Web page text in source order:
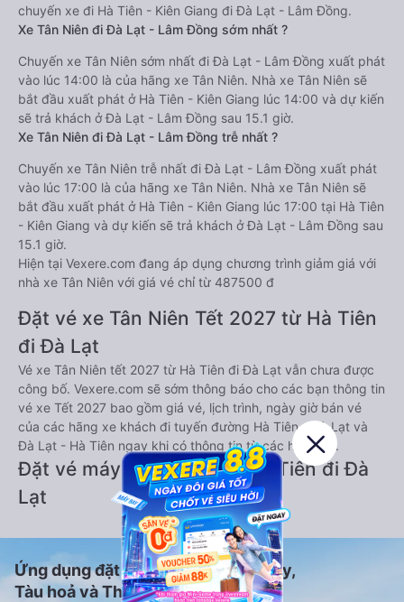
chuyến xe đi Hà Tiên - Kiên Giang đi Đà Lạt - Lâm Đồng.
Xe Tân Niên đi Đà Lạt - Lâm Đồng sớm nhất ?
Chuyến xe Tân Niên sớm nhất đi Đà Lạt - Lâm Đồng xuất phát
vào lúc 14:00 là của hãng xe Tân Niên. Nhà xe Tân Niên sẽ
bắt đầu xuất phát ở Hà Tiên - Kiên Giang lúc 14:00 và dự kiến
sẽ trả khách ở Đà Lạt - Lâm Đồng sau 15.1 giờ.
Xe Tân Niên đi Đà Lạt - Lâm Đồng trễ nhất ?
Chuyến xe Tân Niên trễ nhất đi Đà Lạt - Lâm Đồng xuất phát
vào lúc 17:00 là của hãng xe Tân Niên. Nhà xe Tân Niên sẽ
bắt đầu xuất phát ở Hà Tiên - Kiên Giang lúc 17:00 tại Hà Tiên
- Kiên Giang và dự kiến sẽ trả khách ở Đà Lạt - Lâm Đồng sau
15.1 giờ.
Hiện tại Vexere.com đang áp dụng chương trình giảm giá với
nhà xe Tân Niên với giá vé chỉ từ 487500 đ
Đặt vé xe Tân Niên Tết 2027 từ Hà Tiên
đi Đà Lạt
Vé xe Tân Niên tết 2027 từ Hà Tiên đi Đà Lạt vẫn chưa được
công bố. Vexere.com sẽ sớm thông báo cho các bạn thông tin
vé xe Tết 2027 bao gồm giá vé, lịch trình, ngày giờ bán vé
của các hãng xe khách đi tuyến đường Hà Tiên - Đà Lạt và
Đà Lạt - Hà Tiên ngay khi có thông tin từ các hãng xe.
Đặt vé máy bay giá rẻ từ Hà Tiên đi Đà
Lạt
Ứng dụng đặt vé Xe khách, Máy bay,
Tàu hoả và Thuê xe